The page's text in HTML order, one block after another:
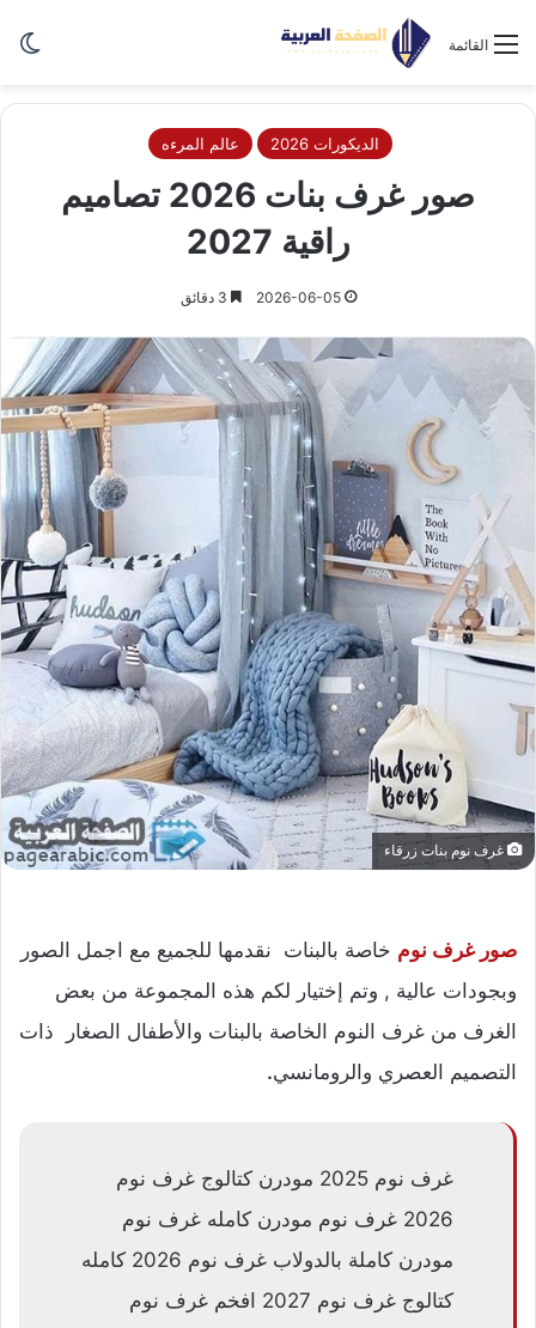
القائمة
الديكورات 2026 عالم المرءه
صور غرف بنات 2026 تصاميم
راقية 2027
2026-06-05
غرف نوم بنات زرقاء
صور غرف نوم خاصة بالبنات نقدمها للجميع مع اجمل الصور
وبجودات عالية , وتم إختيار لكم هذه المجموعة من بعض
الغرف من غرف النوم الخاصة بالبنات والأطفال الصغار ذات
التصميم العصري والرومانسي.
غرف نوم 2025 مودرن كتالوج غرف نوم
2026 غرف نوم مودرن كامله غرف نوم
مودرن كاملة بالدولاب غرف نوم 2026 كامله
كتالوج غرف نوم 2027 افخم غرف نوم